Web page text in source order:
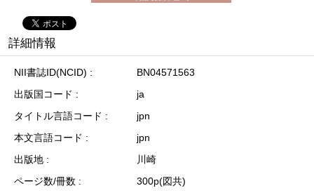
詳細情報
NII書誌ID(NCID)
BN04571563
出版国コード
ja
タイトル言語コード
jpn
本文言語コード
jpn
出版地
川崎
ページ数/冊数
300p(図共)